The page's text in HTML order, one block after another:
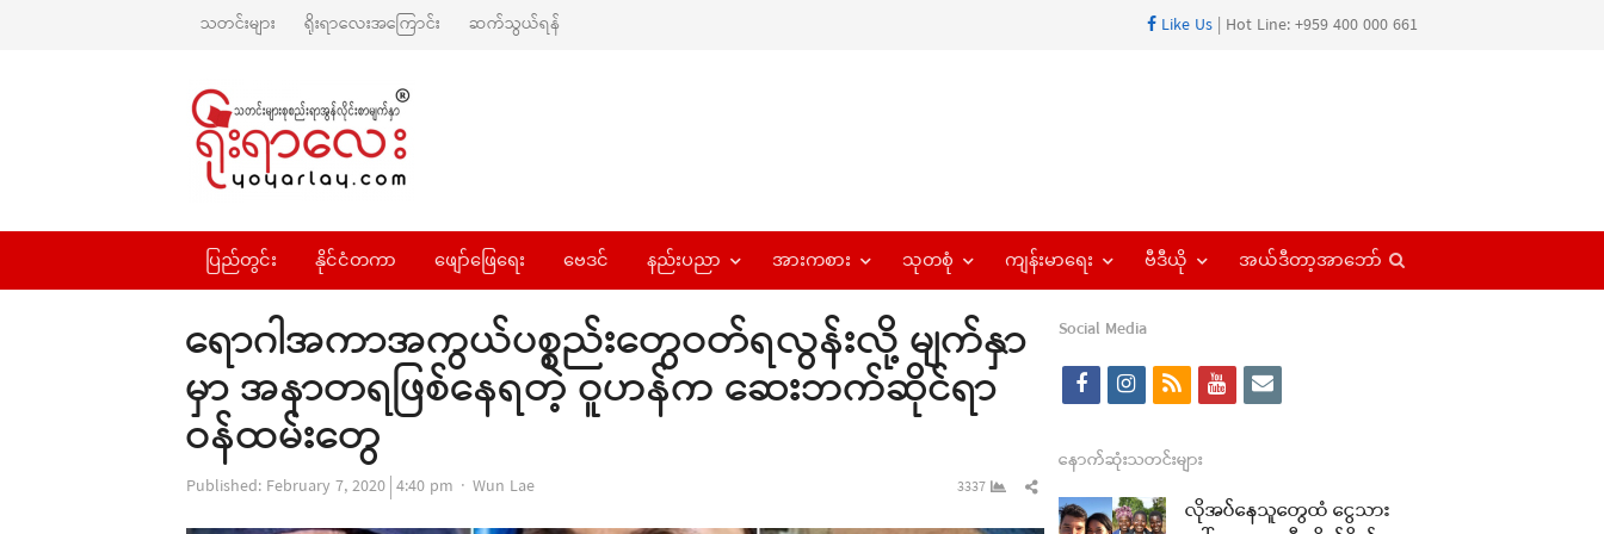
သတင်းများ ရိုးရာလေးအကြောင်း ဆက်သွယ်ရန် Like Us | Hot Line: +959 400 000 661
ပြည်တွင်း နိုင်ငံတကာ ဖျော်ဖြေရေး ဗေဒင် နည်းပညာ အားကစား သုတစုံ ကျန်းမာရေး ဗီဒီယို အယ်ဒီတာ့အာဘော်
ရောဂါအကာအကွယ်ပစ္စည်းတွေဝတ်ရလွန်းလို့ မျက်နှာ
မှာ အနာတရဖြစ်နေရတဲ့ ဝူဟန်က ဆေးဘက်ဆိုင်ရာ
ဝန်ထမ်းတွေ
Published: February 7, 2020 4:40 pm Author
Wun Lae 3337
Share
this
Social Media
f
c
e
i
s
t
r
s
y
t
e
i
နောက်ဆုံးသတင်းများ
လိုအပ်နေသူတွေထံ ငွေသား